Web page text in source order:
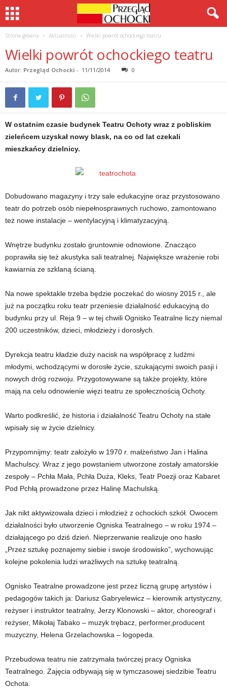
Strona główna Aktualności Wielki powrót ochockiego teatru
Wielki powrót ochockiego teatru
Autor: Przegląd Ochocki - 11/11/2014 0
W ostatnim czasie budynek Teatru Ochoty wraz z pobliskim
zieleńcem uzyskał nowy blask, na co od lat czekali
mieszkańcy dzielnicy.
Dobudowano magazyny i trzy sale edukacyjne oraz przystosowano
teatr do potrzeb osób niepełnosprawnych ruchowo, zamontowano
też nowe instalacje – wentylacyjną i klimatyzacyjną.
Wnętrze budynku zostało gruntownie odnowione. Znacząco
poprawiła się też akustyka sali teatralnej. Największe wrażenie robi
kawiarnia ze szklaną ścianą.
Na nowe spektakle trzeba będzie poczekać do wiosny 2015 r., ale
już na początku roku teatr przeniesie działalność edukacyjną do
budynku przy ul. Reja 9 – w tej chwili Ognisko Teatralne liczy niemal
200 uczestników, dzieci, młodzieży i dorosłych.
Dyrekcja teatru kładzie duży nacisk na współpracę z ludźmi
młodymi, wchodzącymi w dorosłe życie, szukającymi swoich pasji i
nowych dróg rozwoju. Przygotowywane są także projekty, które
mają na celu odnowienie więzi teatru ze społecznością Ochoty.
Warto podkreślić, że historia i działalność Teatru Ochoty na stałe
wpisały się w życie dzielnicy.
Przypomnijmy: teatr założyło w 1970 r. małżeństwo Jan i Halina
Machulscy. Wraz z jego powstaniem utworzone zostały amatorskie
zespoły – Pchła Mała, Pchła Duża, Kleks, Teatr Poezji oraz Kabaret
Pod Pchłą prowadzone przez Halinę Machulską.
Jak nikt aktywizowała dzieci i młodzież z ochockich szkół. Owocem
działalności było utworzenie Ogniska Teatralnego – w roku 1974 –
działającego po dziś dzień. Nieprzerwanie realizuje ono hasło
„Przez sztukę poznajemy siebie i swoje środowisko”, wychowując
kolejne pokolenia ludzi wrażliwych na sztukę teatralną.
Ognisko Teatralne prowadzone jest przez liczną grupę artystów i
pedagogów takich ja: Dariusz Gabryelewicz – kierownik artystyczny,
reżyser i instruktor teatralny, Jerzy Klonowski – aktor, choreograf i
reżyser, Mikołaj Tabako – muzyk trębacz, performer,producent
muzyczny, Helena Grzelachowska – logopeda.
Przebudowa teatru nie zatrzymała twórczej pracy Ogniska
Teatralnego. Zajęcia odbywają się w tymczasowej siedzibie Teatru
Ochota.